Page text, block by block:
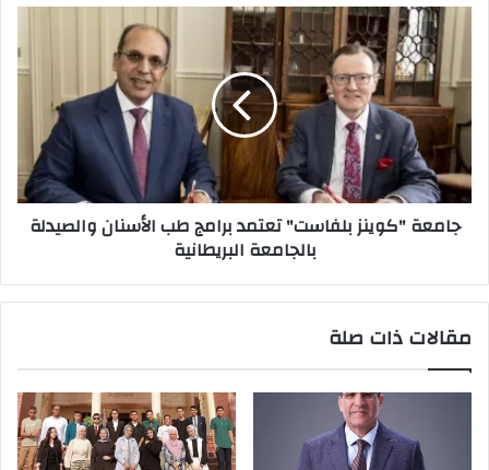
جامعة
"كوينز
بلفاست"
تعتمد
برامج
طب
الأسنان
والصيدلة
بالجامعة
البريطانية
جامعة "كوينز بلفاست" تعتمد برامج طب الأسنان والصيدلة
بالجامعة البريطانية
مقالات ذات صلة